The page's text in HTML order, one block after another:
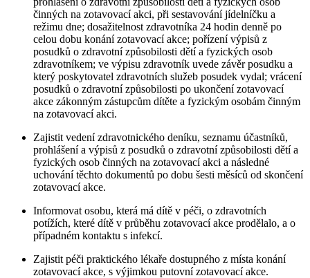
činných na zotavovací akci, při sestavování jídelníčku a
režimu dne; dosažitelnost zdravotníka 24 hodin denně po
celou dobu konání zotavovací akce; pořízení výpisů z
posudků o zdravotní způsobilosti dětí a fyzických osob
zdravotníkem; ve výpisu zdravotník uvede závěr posudku a
který poskytovatel zdravotních služeb posudek vydal; vrácení
posudků o zdravotní způsobilosti po ukončení zotavovací
akce zákonným zástupcům dítěte a fyzickým osobám činným
na zotavovací akci.
Zajistit vedení zdravotnického deníku, seznamu účastníků,
prohlášení a výpisů z posudků o zdravotní způsobilosti dětí a
fyzických osob činných na zotavovací akci a následné
uchování těchto dokumentů po dobu šesti měsíců od skončení
zotavovací akce.
Informovat osobu, která má dítě v péči, o zdravotních
potížích, které dítě v průběhu zotavovací akce prodělalo, a o
případném kontaktu s infekcí.
Zajistit péči praktického lékaře dostupného z místa konání
zotavovací akce, s výjimkou putovní zotavovací akce.